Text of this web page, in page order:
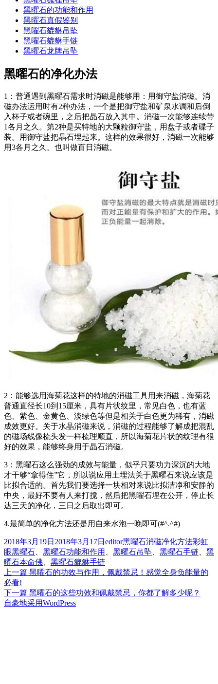
黑曜石的功能和作用
黑曜石真假鉴别
黑曜石貔貅吊坠
黑曜石貔貅手链
黑曜石龙牌吊坠
黑曜石的净化办法
1：普通遇到黑曜石需求时消磁是能够用：用御守盐消磁。消
磁办法运用时有2种办法，一个是把御守盐和矿泉水调和后倒
入杯子或者碗里，之后把晶石放入其中。消磁一次能够连续带
1各月之久。第2种是买特地的大颗粒御守盐，用盘子或者碟子
装。用御守盐把晶石埋起来。这样的效果很好，消磁一次能够
用3各月之久。也叫做百日消磁。
2：能够选用海菊花这样的特地的消磁工具用来消磁，海菊花
普通直径长10到15厘米，具有片状纹里，常见白色，也有蓝
色、紫色、金黄色、淡绿色等但是相关于白色更为稀有，消磁
成效更好。关于水晶消磁来说，消磁的过程能够了解成把混乱
的磁场线像梳头发一样梳理顺直，所以海菊花片状的纹理有很
好的效果，能够终身用于晶石消磁。
3：黑曜石这么强劲的成效与能量，似乎只要功力深沉的大地
才干够“拿得住”它，所以说应用土埋法关于黑曜石来说应该是
比拟合适的。首先我们要选择一块相对来说比拟洁净和安静的
中央，最好不要有人来打搅，然后把黑曜石埋在公开，停止长
达三天的净化，三日之后取出即可。
4.最简单的净化方法还是用自来水泡一晚即可(#^.^#)
发
布
于
2018年3月19日 2018年3月17日 作
editor分
类
黑曜石消磁净化方法标
签
彩虹
眼黑曜石
黑曜石功能和作用 黑曜石吊坠 黑曜石手链
黑
曜石本命佛
黑曜石貔貅手链
文
章
导
上一篇 上
文
章：
黑曜石的功效与作用，佩戴禁忌！感觉全身负能量的
必看!
下一篇 下
篇
黑曜石的这些功效和佩戴禁忌，你都了解多少呢？
自豪地采用WordPress